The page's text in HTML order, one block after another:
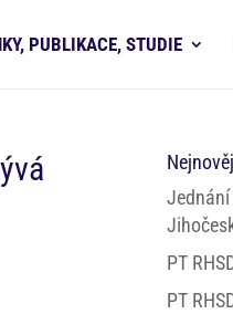
PUBLIKACE, STUDIE
PT
PT